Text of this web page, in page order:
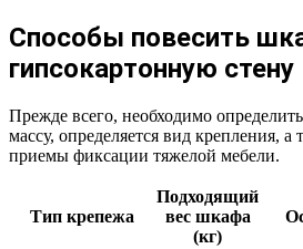
Способы повесить
гипсокартонную стену
Прежде всего, необходимо
массу, определяется вид крепления,
приемы фиксации тяжелой мебели.
Тип крепежа
Подходящий
вес шкафа
(кг)